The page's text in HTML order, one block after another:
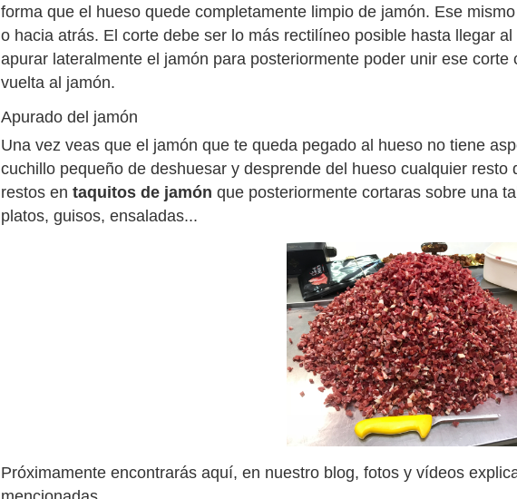
forma que el hueso quede completamente limpio de jamón. Ese
o hacia atrás. El corte debe ser lo más rectilíneo posible hasta llegar
apurar lateralmente el jamón para posteriormente poder unir ese
vuelta al jamón.
Apurado del jamón
Una vez veas que el jamón que te queda pegado al hueso no tiene
cuchillo pequeño de deshuesar y desprende del hueso cualquier
restos en taquitos de jamón que posteriormente cortaras sobre una
platos, guisos, ensaladas...
Próximamente encontrarás aquí, en nuestro blog, fotos y vídeos